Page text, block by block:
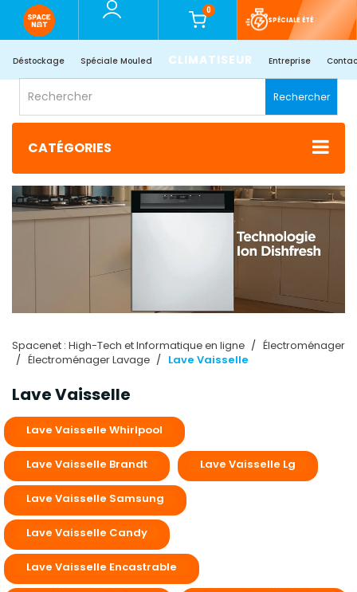
0
SPÉCIALE ÉTÉ
Déstockage Spéciale Mouled CLIMATISEUR Entreprise
Rechercher
CATÉGORIES
Spacenet : High-Tech et Informatique en ligne
Électroménager
Électroménager Lavage
Lave Vaisselle
Lave Vaisselle
Lave Vaisselle Whirlpool
Lave Vaisselle Brandt Lave Vaisselle Lg
Lave Vaisselle Samsung
Lave Vaisselle Candy
Lave Vaisselle Encastrable